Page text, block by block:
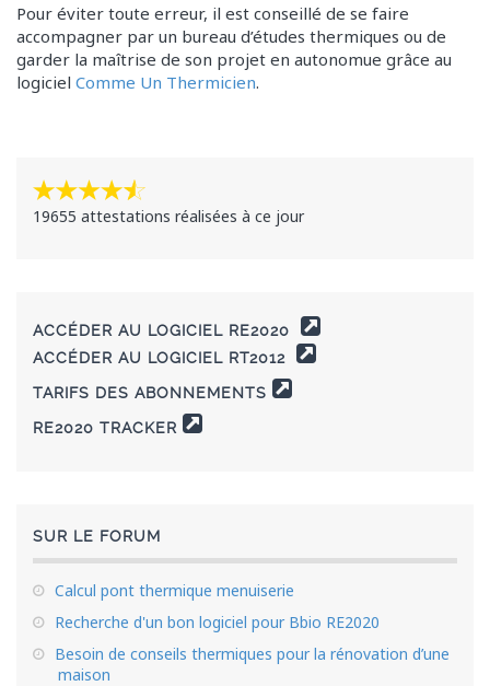
Pour éviter toute erreur, il est conseillé de se faire
accompagner par un bureau d’études thermiques ou de
garder la maîtrise de son projet en autonomue grâce au
logiciel Comme Un Thermicien.
19655 attestations réalisées à ce jour
ACCÉDER AU LOGICIEL RE2020
ACCÉDER AU LOGICIEL RT2012
TARIFS DES ABONNEMENTS
RE2020 TRACKER
SUR LE FORUM
Calcul pont thermique menuiserie
Recherche d'un bon logiciel pour Bbio RE2020
Besoin de conseils thermiques pour la rénovation d’une
maison